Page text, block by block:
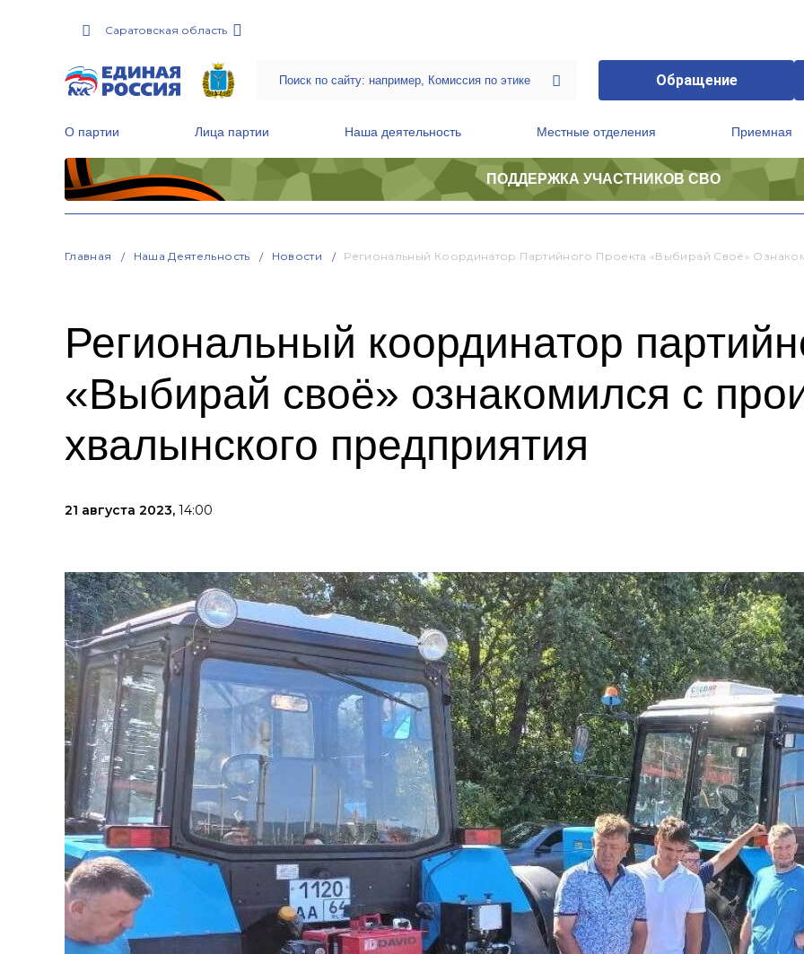
Саратовская область
Обращение
О партии Лица партии Наша деятельность Местные отделения Приемная
ПОДДЕРЖКА УЧАСТНИКОВ СВО
Главная Наша Деятельность Новости Региональный Координатор Партийного Проекта «Выбирай Своё»
Региональный координатор
«Выбирай своё» ознакомился с
хвалынского предприятия
21 августа 2023, 14:00